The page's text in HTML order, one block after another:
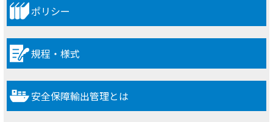
ポリシー
規程・様式
安全保障輸出管理とは